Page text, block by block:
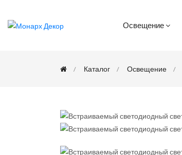
Освещение
Каталог Освещение